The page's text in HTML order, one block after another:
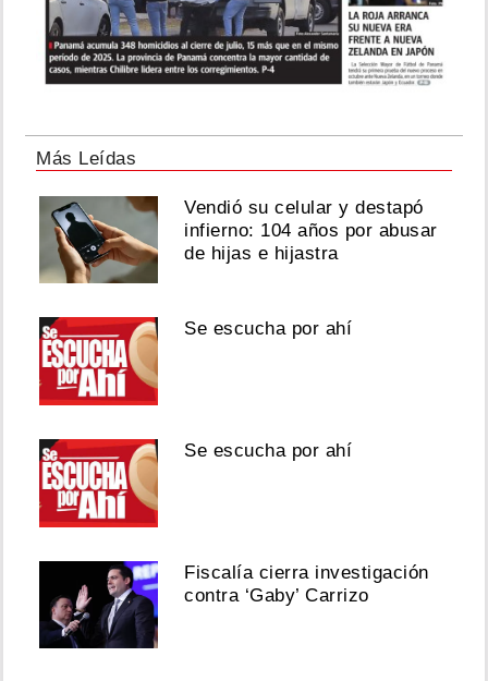
Más Leídas
Vendió su celular y destapó
infierno: 104 años por abusar
de hijas e hijastra
Se escucha por ahí
Se escucha por ahí
Fiscalía cierra investigación
contra ‘Gaby’ Carrizo